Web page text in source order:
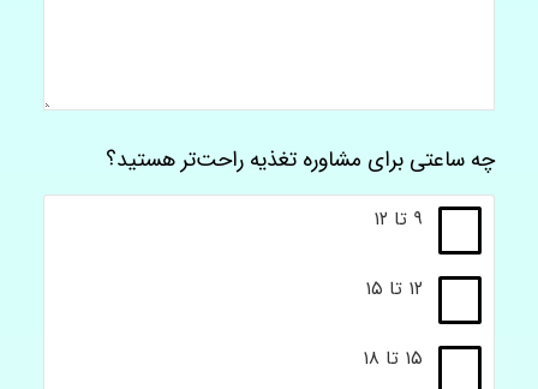
چه ساعتی برای مشاوره تغذیه راحت‌تر هستید؟
۹ تا ۱۲
۱۲ تا ۱۵
۱۵ تا ۱۸